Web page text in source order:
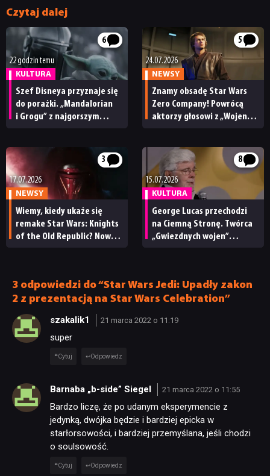
SKLEP
Czytaj dalej
6
22 godzin temu
KULTURA
Szef Disneya przyznaje się
do porażki. „Mandalorian
i Grogu” z najgorszym
5
24.07.2026
NEWSY
Znamy obsadę Star Wars
Zero Company! Powrócą
aktorzy głosowi z „Wojen
3
17.07.2026
NEWSY
Wiemy, kiedy ukaże się
remake Star Wars: Knights
of the Old Republic? Nowy
8
15.07.2026
KULTURA
George Lucas przechodzi
na Ciemną Stronę. Twórca
„Gwiezdnych wojen”
3 odpowiedzi do “Star Wars Jedi: Upadły zakon
2 z prezentacją na Star Wars Celebration”
szakalik1 21 marca 2022 o 11:19
super
Cytuj Odpowiedz
Barnaba „b-side” Siegel 21 marca 2022 o 11:55
Bardzo liczę, że po udanym eksperymencie z
jedynką, dwójka będzie i bardziej epicka w
starłorsowości, i bardziej przemyślana, jeśli chodzi
o soulsowość.
Cytuj Odpowiedz